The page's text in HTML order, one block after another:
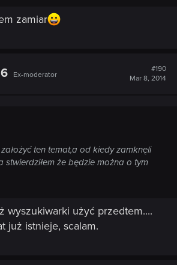
zamiar
Ex-moderator
#190
Mar 8, 2014
ten temat,a od kiedy zamknęli
stwierdziłem że będzie można o tym
wyszukiwarki użyć przedtem....
już istnieje, scalam.